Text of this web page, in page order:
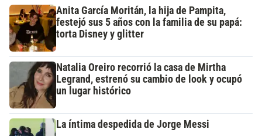
Anita García Moritán, la hija de Pampita,
festejó sus 5 años con la familia de su papá:
torta Disney y glitter
Natalia Oreiro recorrió la casa de Mirtha
Legrand, estrenó su cambio de look y ocupó
un lugar histórico
La íntima despedida de Jorge Messi